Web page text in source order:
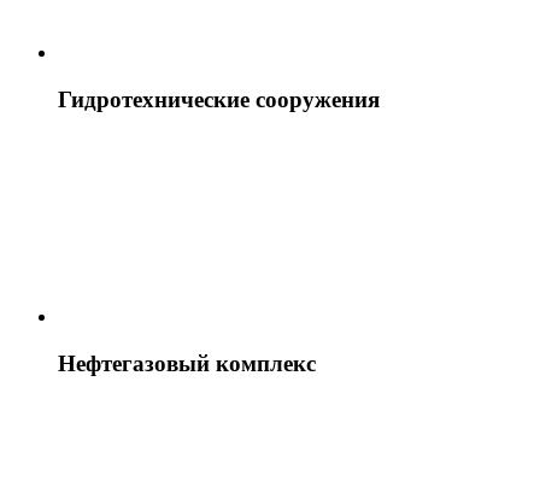
Гидротехнические сооружения
Нефтегазовый комплекс